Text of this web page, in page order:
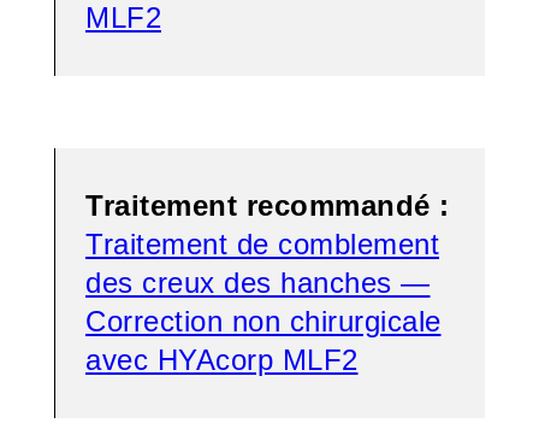
MLF2
Traitement recommandé :
Traitement de comblement
des creux des hanches —
Correction non chirurgicale
avec HYAcorp MLF2